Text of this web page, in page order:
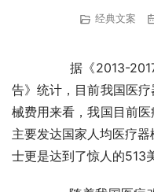
经典文案
告》统计，目前我国医
械费用来看，我国目前
主要发达国家人均医疗
士更是达到了惊人的513